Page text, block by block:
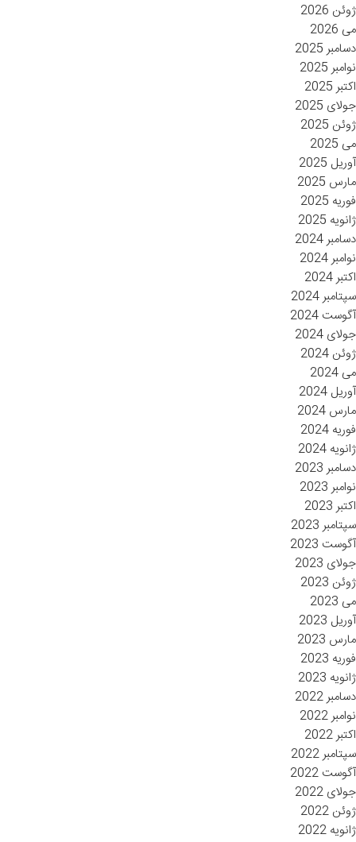
ژوئن 2026
می 2026
دسامبر 2025
نوامبر 2025
اکتبر 2025
جولای 2025
ژوئن 2025
می 2025
آوریل 2025
مارس 2025
فوریه 2025
ژانویه 2025
دسامبر 2024
نوامبر 2024
اکتبر 2024
سپتامبر 2024
آگوست 2024
جولای 2024
ژوئن 2024
می 2024
آوریل 2024
مارس 2024
فوریه 2024
ژانویه 2024
دسامبر 2023
نوامبر 2023
اکتبر 2023
سپتامبر 2023
آگوست 2023
جولای 2023
ژوئن 2023
می 2023
آوریل 2023
مارس 2023
فوریه 2023
ژانویه 2023
دسامبر 2022
نوامبر 2022
اکتبر 2022
سپتامبر 2022
آگوست 2022
جولای 2022
ژوئن 2022
ژانویه 2022